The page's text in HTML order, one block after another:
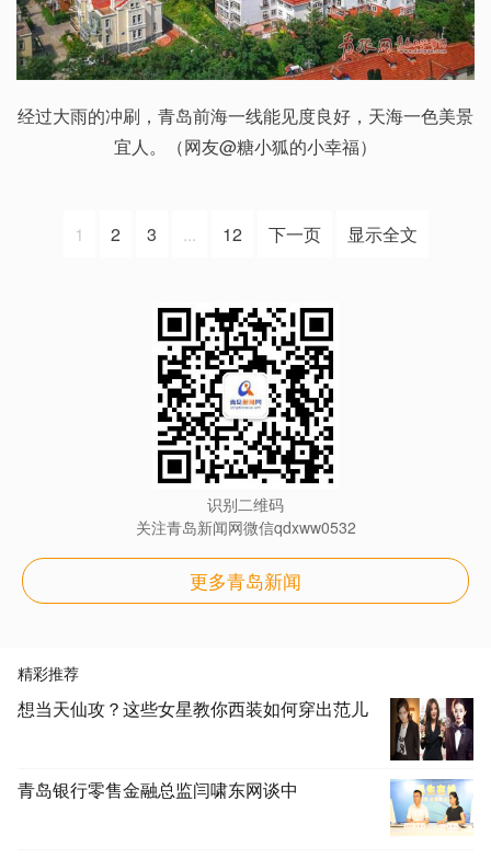
经过大雨的冲刷，青岛前海一线能见度良好，天海一色美景
宜人。（网友@糖小狐的小幸福）
1 2 3 ... 12 下一页 显示全文
识别二维码
关注青岛新闻网微信qdxww0532
更多青岛新闻
精彩推荐
想当天仙攻？这些女星教你西装如何穿出范儿
青岛银行零售金融总监闫啸东网谈中